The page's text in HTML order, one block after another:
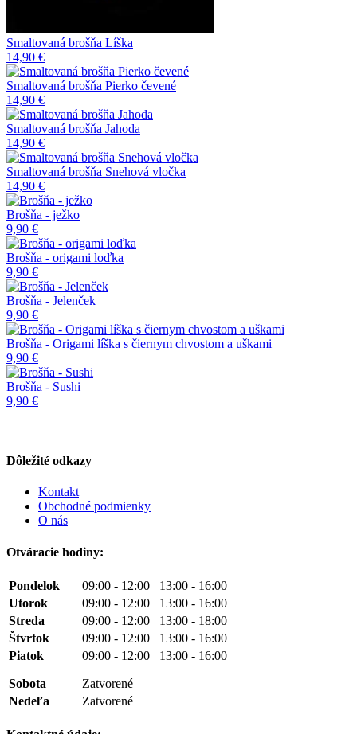
Smaltovaná brošňa Líška
14,90 €
Smaltovaná brošňa Pierko čevené
14,90 €
Smaltovaná brošňa Jahoda
14,90 €
Smaltovaná brošňa Snehová vločka
14,90 €
Brošňa - ježko
9,90 €
Brošňa - origami loďka
9,90 €
Brošňa - Jelenček
9,90 €
Brošňa - Origami líška s čiernym chvostom a uškami
9,90 €
Brošňa - Sushi
9,90 €
Dôležité odkazy
Kontakt
Obchodné podmienky
O nás
Otváracie hodiny:
Pondelok
09:00 - 12:00 13:00 - 16:00
Utorok
09:00 - 12:00 13:00 - 16:00
Streda
09:00 - 12:00 13:00 - 18:00
Štvrtok
09:00 - 12:00 13:00 - 16:00
Piatok
09:00 - 12:00 13:00 - 16:00
Sobota
Zatvorené
Nedeľa
Zatvorené